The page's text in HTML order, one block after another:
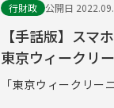
行財政 公開日
【手話版】スマ
東京ウィークリ
「東京ウィークリー